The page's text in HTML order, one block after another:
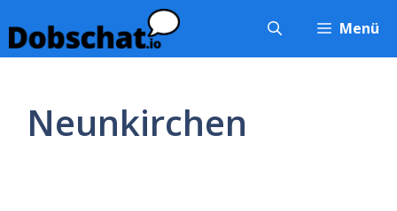
Inhalt
springen
Menü
Neunkirchen